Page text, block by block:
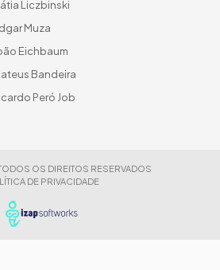
Liczbinski
Muza
Eichbaum
Bandeira
Peró Job
OS DIREITOS RESERVADOS
DE PRIVACIDADE